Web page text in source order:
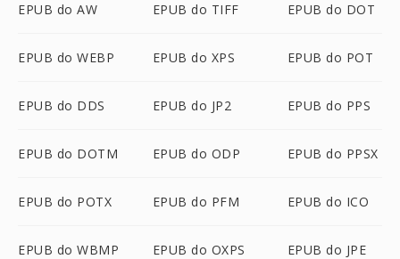
EPUB do AW EPUB do TIFF EPUB do DOT
EPUB do WEBP EPUB do XPS EPUB do POT
EPUB do DDS EPUB do JP2 EPUB do PPS
EPUB do DOTM EPUB do ODP EPUB do PPSX
EPUB do POTX EPUB do PFM EPUB do ICO
EPUB do WBMP EPUB do OXPS EPUB do JPE